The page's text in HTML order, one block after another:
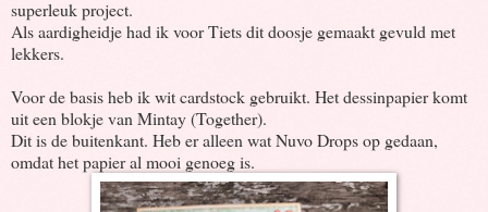
superleuk project.
Als aardigheidje had ik voor Tiets dit doosje gemaakt gevuld met
lekkers.
Voor de basis heb ik wit cardstock gebruikt. Het dessinpapier komt
uit een blokje van Mintay (Together).
Dit is de buitenkant. Heb er alleen wat Nuvo Drops op gedaan,
omdat het papier al mooi genoeg is.